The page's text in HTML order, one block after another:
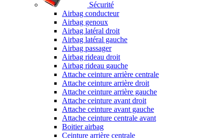
Sécurité
Airbag conducteur
Airbag genoux
Airbag latéral droit
Airbag latéral gauche
Airbag passager
Airbag rideau droit
Airbag rideau gauche
Attache ceinture arrière centrale
Attache ceinture arrière droit
Attache ceinture arrière gauche
Attache ceinture avant droit
Attache ceinture avant gauche
Attache ceinture centrale avant
Boitier airbag
Ceinture arrière centrale